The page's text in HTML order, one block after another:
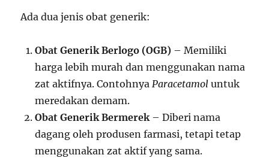
Ada dua jenis obat generik:
Obat Generik Berlogo (OGB) – Memiliki
harga lebih murah dan menggunakan nama
zat aktifnya. ContohnyaParacetamol untuk
meredakan demam.
Obat Generik Bermerek– Diberi nama
dagang oleh produsen farmasi, tetapi tetap
menggunakan zat aktif yang sama.